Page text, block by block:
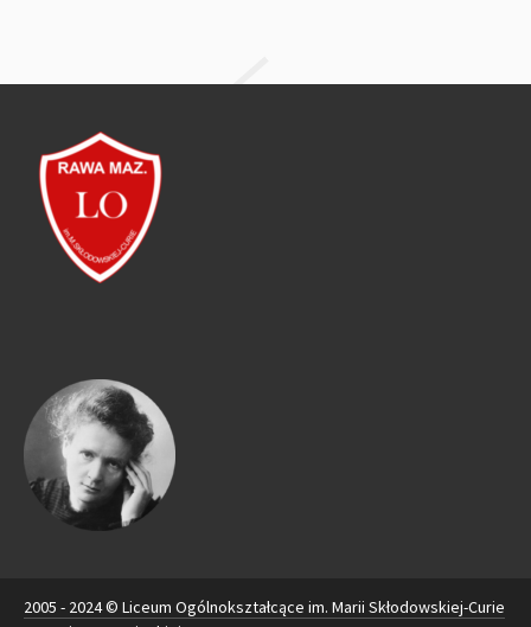
2005 - 2024 © Liceum Ogólnokształcące im. Marii Skłodowskiej-Curie